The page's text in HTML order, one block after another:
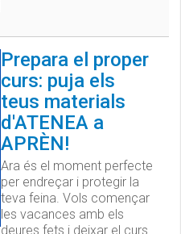
Prepara el proper
curs: puja els
teus materials
d'ATENEA a
APRÈN!
Ara és el moment perfecte
per endreçar i protegir la
teva feina. Vols començar
les vacances amb els
deures fets i deixar el curs